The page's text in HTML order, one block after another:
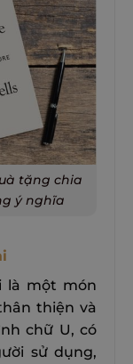
tặng chia
ý nghĩa
là một món
thiện và
chữ U, có
sử dụng,